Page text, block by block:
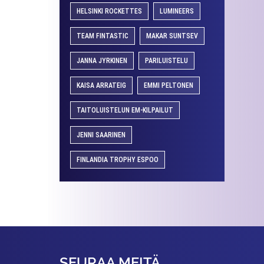
HELSINKI ROCKETTES LUMINEERS
TEAM FINTASTIC MAKAR SUNTSEV
JANNA JYRKINEN PARILUISTELU
KAISA ARRATEIG EMMI PELTONEN
TAITOLUISTELUN EM-KILPAILUT
JENNI SAARINEN
FINLANDIA TROPHY ESPOO